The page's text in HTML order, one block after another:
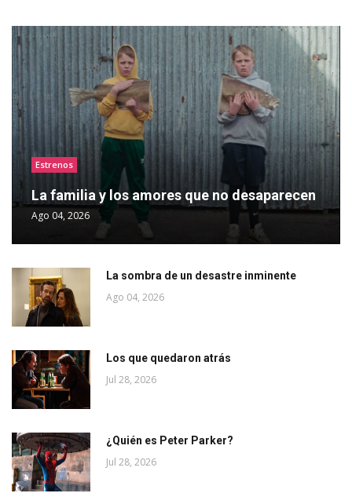
Estrenos
La familia y los amores que no desaparecen
Ago 04, 2026
La sombra de un desastre inminente
Ago 04, 2026
Los que quedaron atrás
Jul 28, 2026
¿Quién es Peter Parker?
Jul 28, 2026